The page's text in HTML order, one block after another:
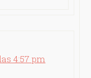
4:57 pm